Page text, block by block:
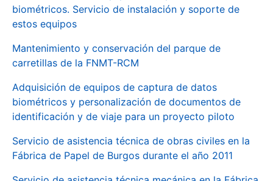
biométricos. Servicio de instalación y soporte de
estos equipos
Mantenimiento y conservación del parque de
carretillas de la FNMT-RCM
Adquisición de equipos de captura de datos
biométricos y personalización de documentos de
identificación y de viaje para un proyecto piloto
Servicio de asistencia técnica de obras civiles en la
Fábrica de Papel de Burgos durante el año 2011